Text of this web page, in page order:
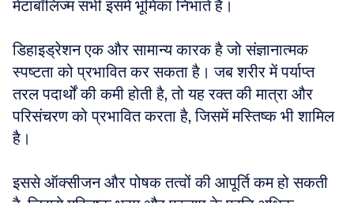
मेटाबॉलिज्म सभी इसमें भूमिका निभाते हैं।
डिहाइड्रेशन एक और सामान्य कारक है जो संज्ञानात्मक
स्पष्टता को प्रभावित कर सकता है। जब शरीर में पर्याप्त
तरल पदार्थों की कमी होती है, तो यह रक्त की मात्रा और
परिसंचरण को प्रभावित करता है, जिसमें मस्तिष्क भी शामिल
है।
इससे ऑक्सीजन और पोषक तत्वों की आपूर्ति कम हो सकती